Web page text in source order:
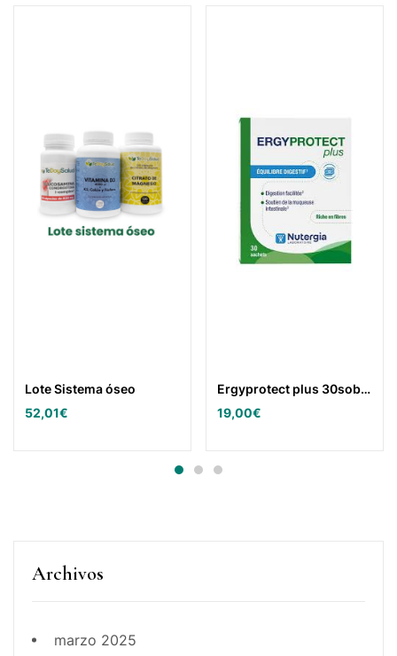
Lote Sistema óseo
52,01€
Ergyprotect plus 30sobres.
19,00€
Archivos
marzo 2025